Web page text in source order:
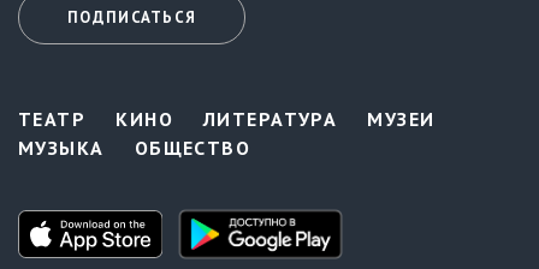
ПОДПИСАТЬСЯ
ТЕАТР КИНО ЛИТЕРАТУРА
МУЗЕИ
МУЗЫКА
ОБЩЕСТВО